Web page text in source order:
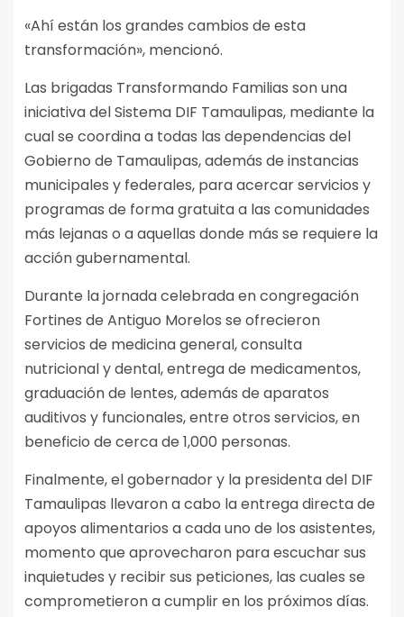
«Ahí están los grandes cambios de esta
transformación», mencionó.
Las brigadas Transformando Familias son una
iniciativa del Sistema DIF Tamaulipas, mediante la
cual se coordina a todas las dependencias del
Gobierno de Tamaulipas, además de instancias
municipales y federales, para acercar servicios y
programas de forma gratuita a las comunidades
más lejanas o a aquellas donde más se requiere la
acción gubernamental.
Durante la jornada celebrada en congregación
Fortines de Antiguo Morelos se ofrecieron
servicios de medicina general, consulta
nutricional y dental, entrega de medicamentos,
graduación de lentes, además de aparatos
auditivos y funcionales, entre otros servicios, en
beneficio de cerca de 1,000 personas.
Finalmente, el gobernador y la presidenta del DIF
Tamaulipas llevaron a cabo la entrega directa de
apoyos alimentarios a cada uno de los asistentes,
momento que aprovecharon para escuchar sus
inquietudes y recibir sus peticiones, las cuales se
comprometieron a cumplir en los próximos días.